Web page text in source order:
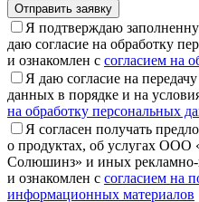
Отправить заявку
Я подтверждаю
даю согласие на обработку
и ознакомлен с согласием на
Я даю согласие на
данных в порядке и на
на обработку персональных
Я согласен получать
о продуктах, об услугах
Солюшинз» и иных
и ознакомлен с согласием на
информационных материалов